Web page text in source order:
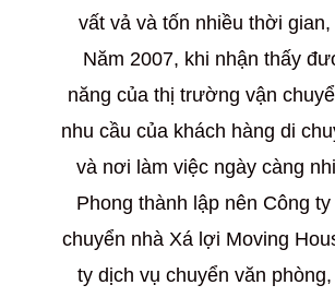
vất vả và tốn nhiều thời
Năm 2007, khi nhận thấy
năng của thị trường vận
nhu cầu của khách hàng di
và nơi làm việc ngày càng
Phong thành lập nên Công
chuyển nhà Xá lợi Moving
ty dịch vụ chuyển văn